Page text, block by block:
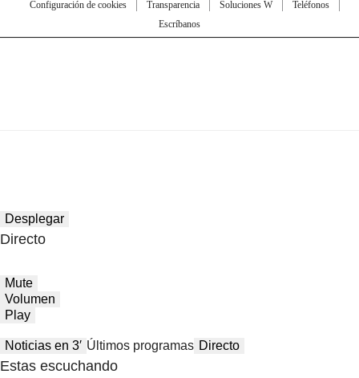
Configuración de cookies Transparencia Soluciones W
Teléfonos
Escríbanos
Desplegar
Directo
Mute
Volumen
Play
Noticias en 3′ Últimos programas Directo
Estas escuchando